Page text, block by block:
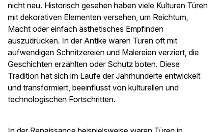
nicht neu. Historisch gesehen haben viele Kulturen Türen
mit dekorativen Elementen versehen, um Reichtum,
Macht oder einfach ästhetisches Empfinden
auszudrücken. In der Antike waren Türen oft mit
aufwendigen Schnitzereien und Malereien verziert, die
Geschichten erzählten oder Schutz boten. Diese
Tradition hat sich im Laufe der Jahrhunderte entwickelt
und transformiert, beeinflusst von kulturellen und
technologischen Fortschritten.